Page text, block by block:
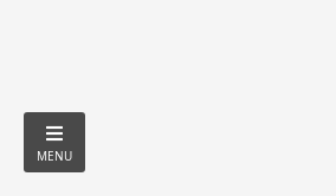
MENU